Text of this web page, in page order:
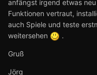
anfängst irgend etwas
Funktionen vertraut,
auch Spiele und teste
weitersehen
.
Gruß
Jörg